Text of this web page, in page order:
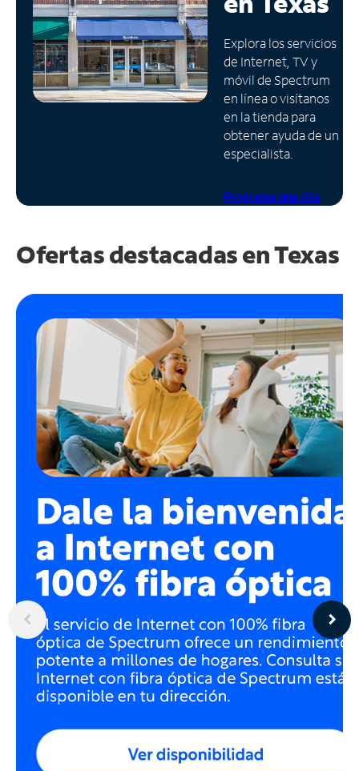
Administrar
cuenta
Encuentra
una
tienda
Explora los servicios
de Internet, TV y
móvil de Spectrum
en línea o visítanos
en la tienda para
obtener ayuda de un
especialista.
Programa una cita
Ofertas destacadas enTexas